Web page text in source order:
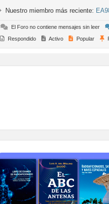
Nuestro miembro más reciente:
El Foro no contiene mensajes sin leer
Respondido Activo Popular
TIENDA ONLINE